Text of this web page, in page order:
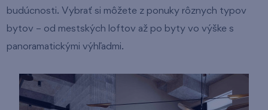
budúcnosti. Vybrať si môžete z ponuky rôznych typov
bytov – od mestských loftov až po byty vo výške s
panoramatickými výhľadmi.